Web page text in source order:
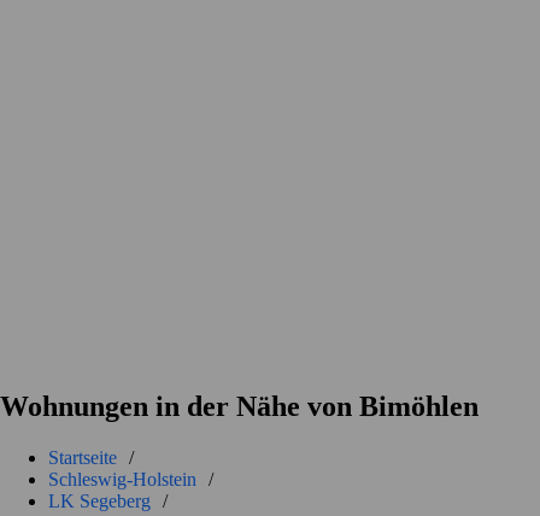
Wohnungen in der Nähe von Bimöhlen
Startseite /
Schleswig-Holstein
/
LK Segeberg
/